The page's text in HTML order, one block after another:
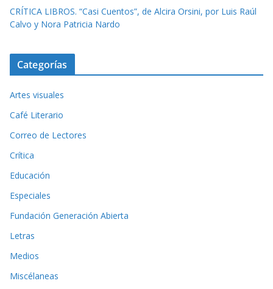
CRÍTICA LIBROS. “Casi Cuentos”, de Alcira Orsini, por Luis Raúl
Calvo y Nora Patricia Nardo
Categorías
Artes visuales
Café Literario
Correo de Lectores
Crítica
Educación
Especiales
Fundación Generación Abierta
Letras
Medios
Miscélaneas